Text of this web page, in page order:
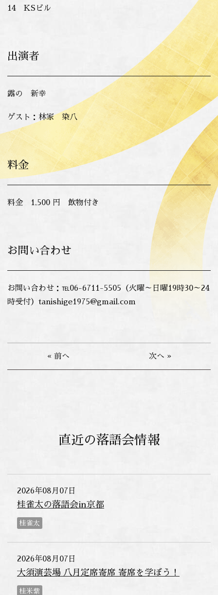
14 KSビル
出演者
露の 新幸
ゲスト：林家 染八
料金
料金 1,500 円 飲物付き
お問い合わせ
お問い合わせ：℡06-6711-5505（火曜～日曜19時30～24
時受付） tanishige1975@gmail.com
« 前へ 次へ »
直近の落語会情報
2026年08月07日
桂雀太の落語会in京都
桂雀太
2026年08月07日
大須演芸場 八月定席寄席 寄席を学ぼう！
桂米紫